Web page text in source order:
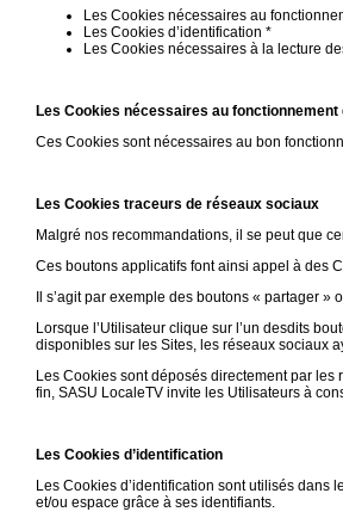
Les Cookies nécessaires au
Les Cookies d’identification *
Les Cookies nécessaires à la lecture
Les Cookies nécessaires au fonctionnement
Ces Cookies sont nécessaires au bon
Les Cookies traceurs de réseaux sociaux
Malgré nos recommandations, il se peut que
Ces boutons applicatifs font ainsi appel à des
Il s’agit par exemple des boutons « partager »
Lorsque l’Utilisateur clique sur l’un desdits
disponibles sur les Sites, les réseaux sociaux
Les Cookies sont déposés directement par les
fin, SASU LocaleTV invite les Utilisateurs à
Les Cookies d’identification
Les Cookies d’identification sont utilisés dans
et/ou espace grâce à ses identifiants.